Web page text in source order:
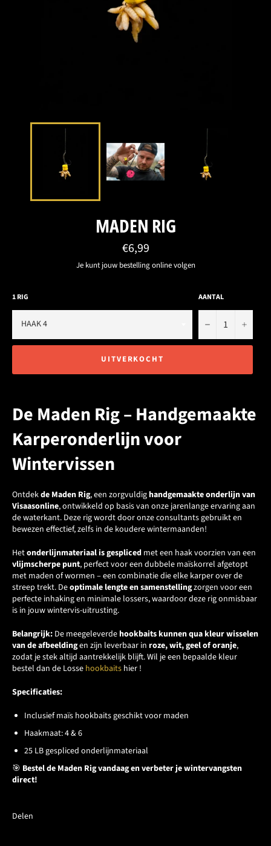
MADEN RIG
Normale
prijs
€6,99
Je kunt jouw bestelling online volgen
1 RIG AANTAL
− +
UITVERKOCHT
De Maden Rig – Handgemaakte
Karperonderlijn voor
Wintervissen
Ontdekde Maden Rig, een zorgvuldighandgemaakte onderlijn van
Visaasonline, ontwikkeld op basis van onze jarenlange ervaring aan
de waterkant. Deze rig wordt door onze consultants gebruikt en
bewezen effectief, zelfs in de koudere wintermaanden!
Hetonderlijnmateriaal is gespliced met een haak voorzien van een
vlijmscherpe punt, perfect voor een dubbele maïskorrel afgetopt
met maden of wormen – een combinatie die elke karper over de
streep trekt. Deoptimale lengte en samenstellingzorgen voor een
perfecte inhaking en minimale lossers, waardoor deze rig onmisbaar
is in jouw wintervis-uitrusting.
Belangrijk: De meegeleverdehookbaits kunnen qua kleur wisselen
van de afbeeldingen zijn leverbaar in roze, wit, geel of oranje,
zodat je stek altijd aantrekkelijk blijft. Wil je een bepaalde kleur
bestel dan de Losse hookbaits hier !
Specificaties:
Inclusief maïs hookbaits geschikt voor maden
Haakmaat: 4 & 6
25 LB gespliced onderlijnmateriaal
🎯 Bestel de Maden Rig vandaag en verbeter je wintervangsten
direct!
Delen